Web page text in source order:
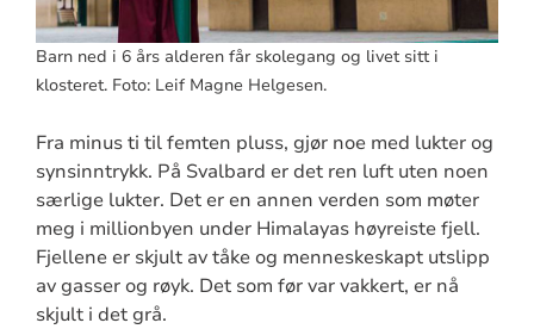
Barn ned i 6 års alderen får skolegang og livet sitt i
klosteret. Foto: Leif Magne Helgesen.
Fra minus ti til femten pluss, gjør noe med lukter og
synsinntrykk. På Svalbard er det ren luft uten noen
særlige lukter. Det er en annen verden som møter
meg i millionbyen under Himalayas høyreiste fjell.
Fjellene er skjult av tåke og menneskeskapt utslipp
av gasser og røyk. Det som før var vakkert, er nå
skjult i det grå.